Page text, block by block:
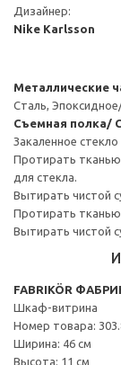
Дизайнер:
Nike Karlsson
Металлические
Сталь,
Съемная полка/
Закаленное стекло
Протирать
для стекла.
Вытирать чистой
Протирать
Вытирать чистой
FABRIKÖR
Шкаф-витрина
Номер товара:
Ширина: 46 см
Высота: 11 см